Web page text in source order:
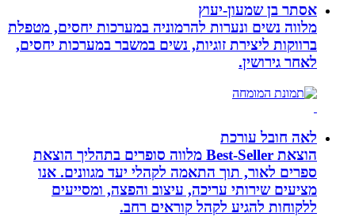
אסתר בן שמעון-יעוץ
מלווה נשים ונערות להרמוניה במערכות יחסים, מטפלת
ברווקות ליצירת זוגיות, נשים במשבר במערכות יחסים,
לאחר גירושין.
לאה חובל עורכת
הוצאת Best-Seller מלווה סופרים בתהליך הוצאת
ספרים לאור, תוך התאמה לקהלי יעד מגוונים. אנו
מציעים שירותי עריכה, עיצוב והפצה, ומסייעים
ללקוחות להגיע לקהל קוראים רחב.